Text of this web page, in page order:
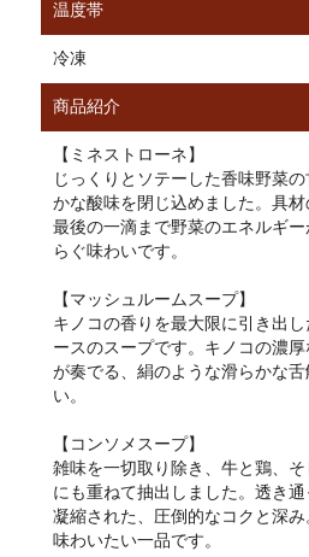
温度帯
冷凍
商品紹介
【ミネストローネ】
じっくりとソテーした香味野菜
かな酸味を閉じ込めました。具材
最後の一滴まで野菜のエネルギ
らぐ味わいです。
【マッシュルームスープ】
キノコの香りを最大限に引き出
ースのスープです。キノコの濃
が奏でる、絹のような滑らかな
い。
【コンソメスープ】
雑味を一切取り除き、牛と鶏、
にも重ねて抽出しました。透き
凝縮された、圧倒的なコクと深
味わいたい一品です。